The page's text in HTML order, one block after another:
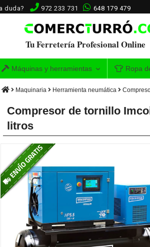
duda? 972 233 731 648 179 479
Tu Ferretería Profesional Online
Máquinas y herramientas Ropa
Maquinaria Herramienta neumática
Compresor de tornillo
litros